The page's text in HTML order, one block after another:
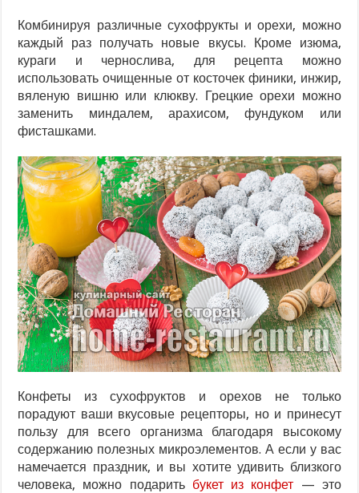
Комбинируя различные сухофрукты и орехи, можно
каждый раз получать новые вкусы. Кроме изюма,
кураги и чернослива, для рецепта можно
использовать очищенные от косточек финики, инжир,
вяленую вишню или клюкву. Грецкие орехи можно
заменить миндалем, арахисом, фундуком или
фисташками.
Конфеты из сухофруктов и орехов не только
порадуют ваши вкусовые рецепторы, но и принесут
пользу для всего организма благодаря высокому
содержанию полезных микроэлементов. А если у вас
намечается праздник, и вы хотите удивить близкого
человека, можно подарить букет из конфет — это